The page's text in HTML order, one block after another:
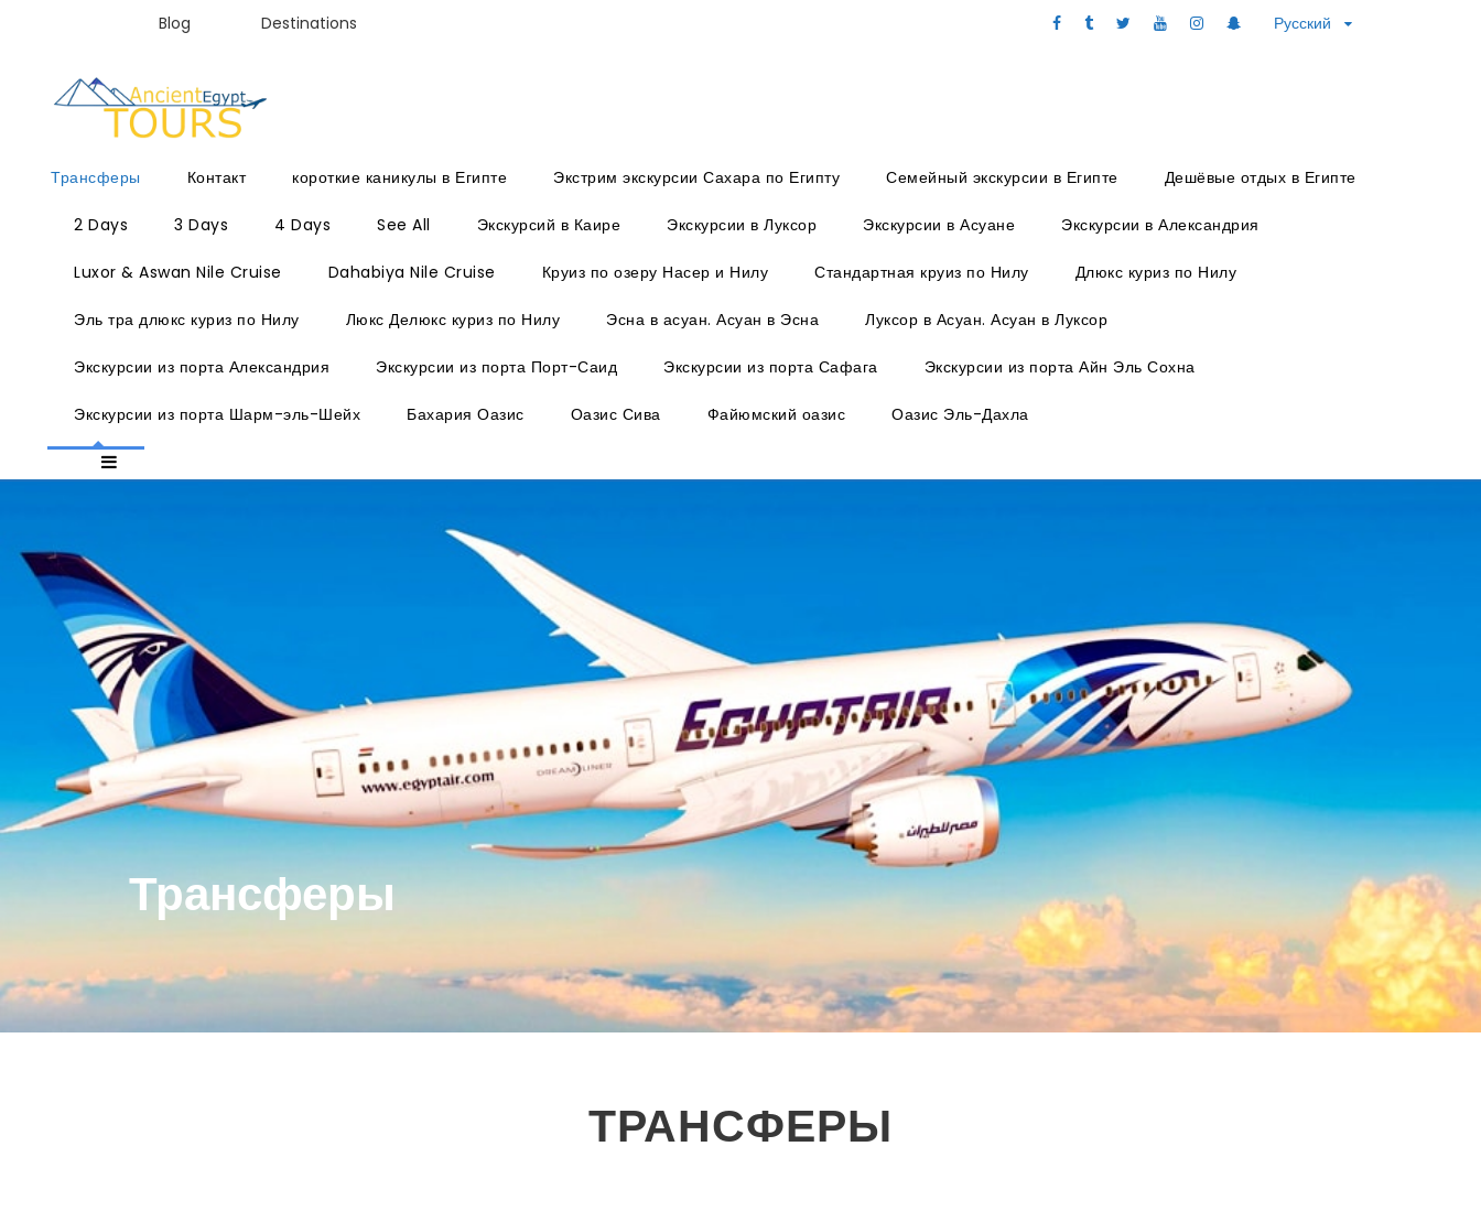
Blog Destinations Русский
Трансферы Контакт короткие каникулы в Египте Экстрим экскурсии Сахара по Египту Семейный экскурсии в Египте Дешёвые отдых в Египте
2 Days 3 Days 4 Days See All Экскурсий в Каире Экскурсии в Луксор Экскурсии в Асуане Экскурсии в Александрия
Luxor & Aswan Nile Cruise Dahabiya Nile Cruise Круиз по озеру Насер и Нилу Стандартная круиз по Нилу Длюкс куриз по Нилу
Эль тра длюкс куриз по Нилу Люкс Делюкс куриз по Нилу Эсна в асуан. Асуан в Эсна Луксор в Асуан. Асуан в Луксор
Экскурсии из порта Александрия Экскурсии из порта Порт-Саид Экскурсии из порта Сафага Экскурсии из порта Айн Эль Сохна
Экскурсии из порта Шарм-эль-Шейх Бахария Оазис Оазис Сива Файюмский оазис Оазис Эль-Дахла
Трансферы
ТРАНСФЕРЫ